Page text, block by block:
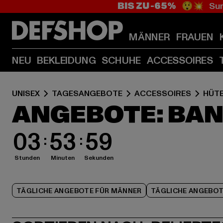
BIS ZU -65% 😲💥
MÄNNER FRAUEN
NEU BEKLEIDUNG SCHUHE ACCESSOIRES
UNISEX TAGESANGEBOTE ACCESSOIRES
ANGEBOTE:
03
Stunden 53
Minuten 59
Sekunden
TÄGLICHE ANGEBOTE FÜR MÄNNER TÄGLICHE